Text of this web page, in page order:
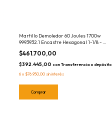
Martillo Demoledor 60 Joules 1700w
9993932.1 Encastre Hexagonal 1-1/8 -
28mm Dowen Pagio
$461.700,00
$392.445,00 con Transferencia o depósito
6 x $76.950,00 sin interés